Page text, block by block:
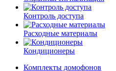
Контроль доступа
Расходные материалы
Кондиционеры
Комплекты домофонов